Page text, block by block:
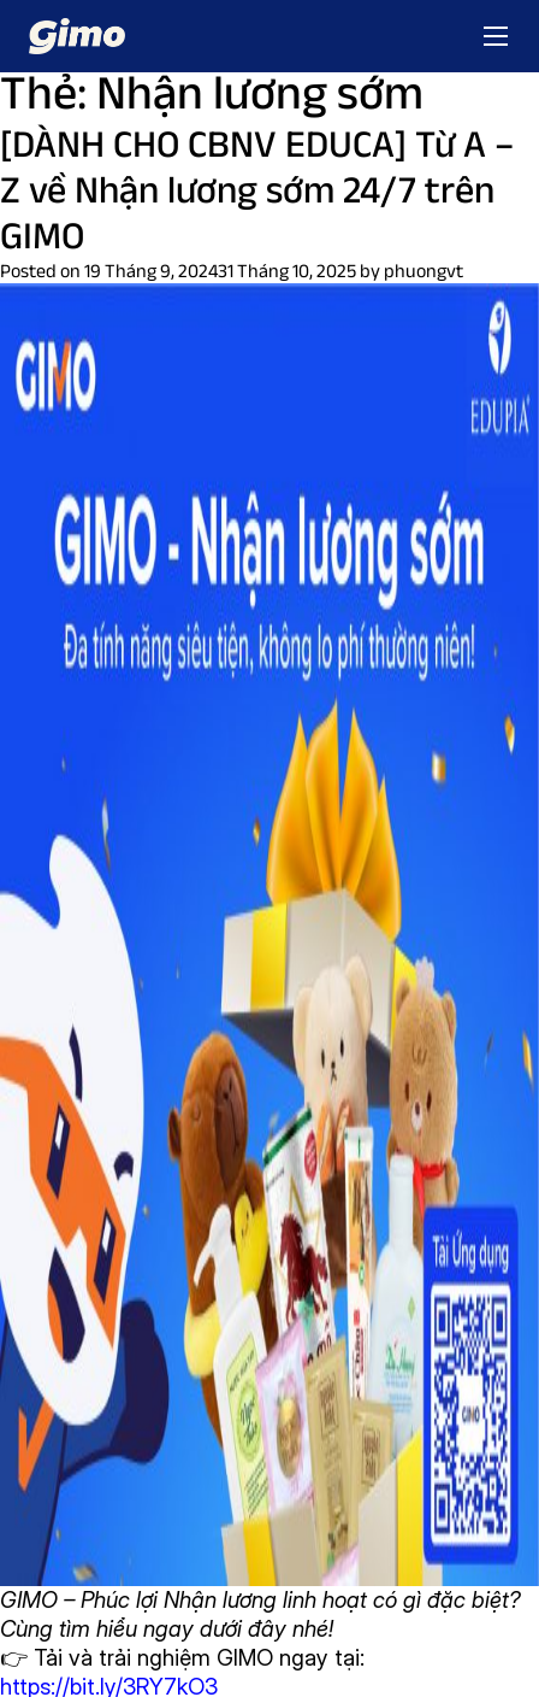
Thẻ: Nhận lương sớm
[DÀNH CHO CBNV EDUCA] Từ A –
Z về Nhận lương sớm 24/7 trên
GIMO
Posted on 19 Tháng 9, 202431 Tháng 10, 2025 by phuongvt
GIMO – Phúc lợi Nhận lương linh hoạt có gì đặc biệt?
Cùng tìm hiểu ngay dưới đây nhé!
👉 Tải và trải nghiệm GIMO ngay tại:
https://bit.ly/3RY7kO3